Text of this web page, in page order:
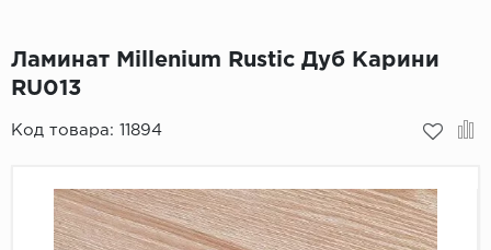
Bonkeel
Classen
Подложка
Пробковое покрытие
Ламинат Millenium Rustic Дуб Карини
RU013
Код товара: 11894